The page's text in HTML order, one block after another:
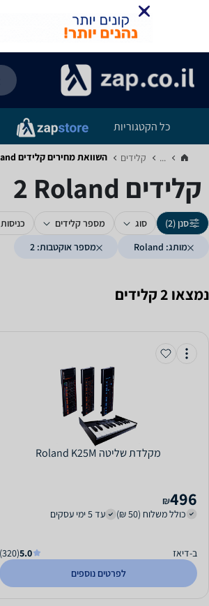
כל הקטגוריות
... קלידים‏ השוואת מחירים קלידים ‏Roland ‏2
קלידים ‏Roland ‏2
סנן (2) סוג מספר קלידים כניסות
מותג: Roland
מספר אוקטבות: 2
נמצאו 2 קלידים
‏מקלדת שליטה Roland K25M
496
₪
כולל משלוח (50 ₪)
עד 5 ימי עסקים
ב-דיאז 5.0
(320)
לפרטים נוספים